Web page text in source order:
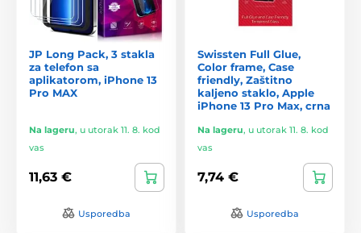
JP Long Pack, 3 stakla
za telefon sa
aplikatorom, iPhone 13
Pro MAX
Na lageru, u utorak 11. 8. kod
vas
11,63 €
Usporedba
Swissten Full Glue,
Color frame, Case
friendly, Zaštitno
kaljeno staklo, Apple
iPhone 13 Pro Max, crna
Na lageru, u utorak 11. 8. kod
vas
7,74 €
Usporedba